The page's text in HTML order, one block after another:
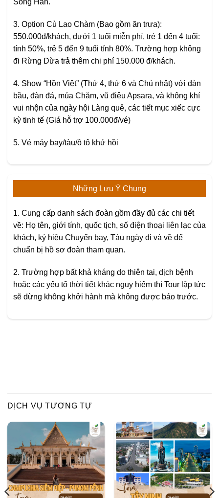
Sông Hàn.
3. Option Cù Lao Chàm (Bao gồm ăn trưa):
550.000đ/khách, dưới 1 tuổi miễn phí, trẻ 1 đến 4 tuổi:
tính 50%, trẻ 5 đến 9 tuổi tính 80%. Trường hợp không
đi Rừng Dừa trả thêm chi phí 150.000 đ/khách.
4. Show “Hồn Việt” (Thứ 4, thứ 6 và Chủ nhật) với đàn
bầu, đàn đá, múa Chăm, vũ điệu Apsara, và không khí
vui nhộn của ngày hội Làng quê, các tiết mục xiếc cực
kỳ tinh tế (Giá hỗ trợ 100.000đ/vé)
5. Vé máy bay/tàu/ô tô khứ hồi
Những Lưu Ý Chung
1. Cung cấp danh sách đoàn gồm đầy đủ các chi tiết
về: Họ tên, giới tính, quốc tịch, số điện thoại liên lạc của
khách, ký hiệu Chuyến bay, Tàu ngày đi và về để
chuẩn bị hồ sơ đoàn tham quan.
2. Trường hợp bất khả kháng do thiên tai, dịch bệnh
hoặc các yếu tố thời tiết khác nguy hiểm thì Tour lập tức
sẽ dừng không khởi hành mà không được báo trước.
DỊCH VỤ TƯƠNG TỰ